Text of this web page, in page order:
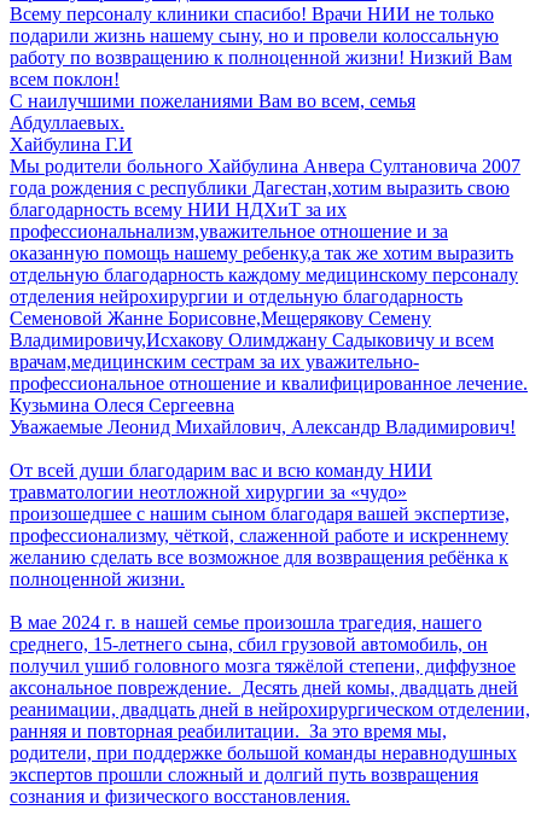
Всему персоналу клиники спасибо! Врачи НИИ не только
подарили жизнь нашему сыну, но и провели колоссальную
работу по возвращению к полноценной жизни! Низкий Вам
всем поклон!
С наилучшими пожеланиями Вам во всем, семья
Абдуллаевых.
Хайбулина Г.И
Мы родители больного Хайбулина Анвера Султановича 2007
года рождения с республики Дагестан,хотим выразить свою
благодарность всему НИИ НДХиТ за их
профессиональнализм,уважительное отношение и за
оказанную помощь нашему ребенку,а так же хотим выразить
отдельную благодарность каждому медицинскому персоналу
отделения нейрохирургии и отдельную благодарность
Семеновой Жанне Борисовне,Мещерякову Семену
Владимировичу,Исхакову Олимджану Садыковичу и всем
врачам,медицинским сестрам за их уважительно-
профессиональное отношение и квалифицированное лечение.
Кузьмина Олеся Сергеевна
Уважаемые Леонид Михайлович, Александр Владимирович!
От всей души благодарим вас и всю команду НИИ
травматологии неотложной хирургии за «чудо»
произошедшее с нашим сыном благодаря вашей экспертизе,
профессионализму, чёткой, слаженной работе и искреннему
желанию сделать все возможное для возвращения ребёнка к
полноценной жизни.
В мае 2024 г. в нашей семье произошла трагедия, нашего
среднего, 15-летнего сына, сбил грузовой автомобиль, он
получил ушиб головного мозга тяжёлой степени, диффузное
аксональное повреждение. Десять дней комы, двадцать дней
реанимации, двадцать дней в нейрохирургическом отделении,
ранняя и повторная реабилитации. За это время мы,
родители, при поддержке большой команды неравнодушных
экспертов прошли сложный и долгий путь возвращения
сознания и физического восстановления.